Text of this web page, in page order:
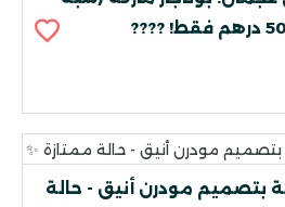
بتصميم مودرن أنيق - حالة